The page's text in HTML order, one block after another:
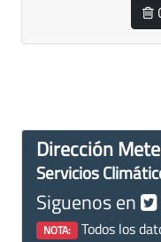
Dirección
Servicios
Siguenos en
NOTA: Todos los